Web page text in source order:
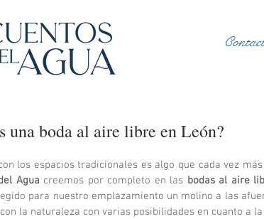
una boda al aire libre en León?
Agua creemos por completo en las bodas al aire
para nuestro emplazamiento un molino a las
la naturaleza con varias posibilidades en cuanto a